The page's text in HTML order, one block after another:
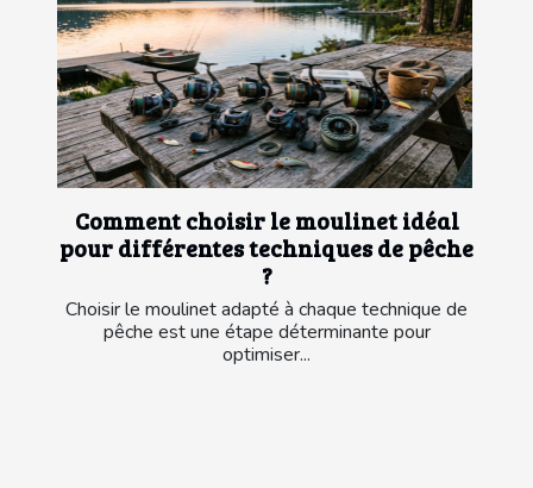
Comment choisir le moulinet idéal
pour différentes techniques de pêche
?
Choisir le moulinet adapté à chaque technique de
pêche est une étape déterminante pour
optimiser...